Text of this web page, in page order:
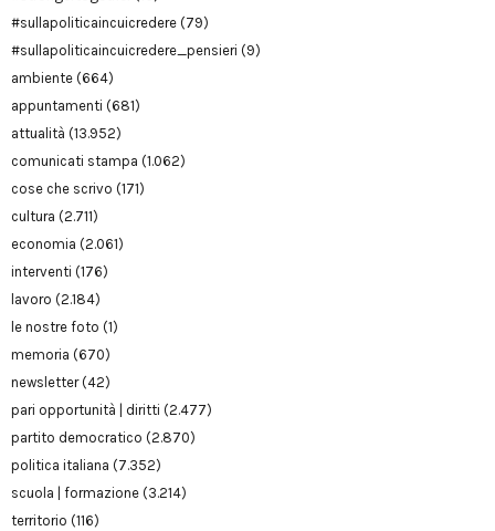
#sullapoliticaincuicredere (79)
#sullapoliticaincuicredere_pensieri (9)
ambiente (664)
appuntamenti (681)
attualità (13.952)
comunicati stampa (1.062)
cose che scrivo (171)
cultura (2.711)
economia (2.061)
interventi (176)
lavoro (2.184)
le nostre foto (1)
memoria (670)
newsletter(42)
pari opportunità | diritti (2.477)
partito democratico (2.870)
politica italiana (7.352)
scuola | formazione (3.214)
territorio (116)